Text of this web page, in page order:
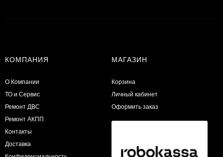
КОМПАНИЯ
О Компании
ТО и Сервис
​Ремонт ДВС
Ремонт АКПП
Контакты
Доставка
МАГАЗИН
Корзина
Личный кабинет
Оформить заказ